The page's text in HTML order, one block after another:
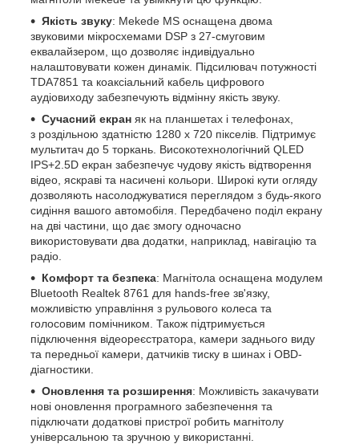
Якість звуку: Mekede MS оснащена двома
звуковими мікросхемами DSP з 27-смуговим
еквалайзером, що дозволяє індивідуально
налаштовувати кожен динамік. Підсилювач потужності
TDA7851 та коаксіальний кабель цифрового
аудіовиходу забезпечують відмінну якість звуку.
Сучасний екран як на планшетах і телефонах,
з роздільною здатністю 1280 х 720 пікселів. Підтримує
мультитач до 5 торкань. Високотехнологічний QLED
IPS+2.5D екран забезпечує чудову якість відтворення
відео, яскраві та насичені кольори. Широкі кути огляду
дозволяють насолоджуватися переглядом з будь-якого
сидіння вашого автомобіля. Передбачено поділ екрану
на дві частини, що дає змогу одночасно
використовувати два додатки, наприклад, навігацію та
радіо.
Комфорт та безпека: Магнітола оснащена модулем
Bluetooth Realtek 8761 для hands-free зв'язку,
можливістю управління з рульового колеса та
голосовим помічником. Також підтримується
підключення відеореєстратора, камери заднього виду
та передньої камери, датчиків тиску в шинах і OBD-
діагностики.
Оновлення та розширення: Можливість закачувати
нові оновлення програмного забезпечення та
підключати додаткові пристрої робить магнітолу
універсальною та зручною у використанні.